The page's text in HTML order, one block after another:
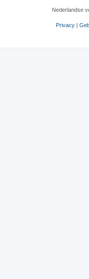
Nederlandse
Privacy|